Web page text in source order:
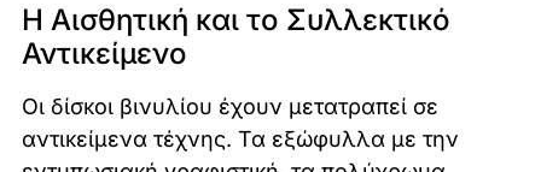
Η Αισθητική και το Συλλεκτικό
Αντικείμενο
Οι δίσκοι βινυλίου έχουν μετατραπεί σε
αντικείμενα τέχνης. Τα εξώφυλλα με την